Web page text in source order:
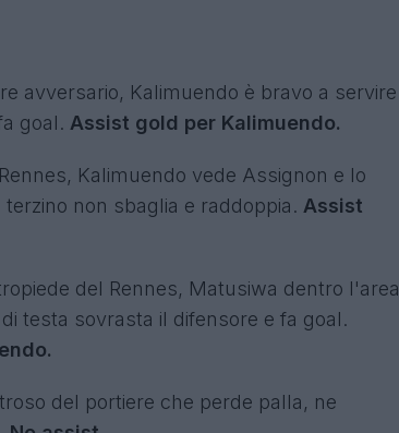
avversario, Kalimuendo è bravo a servire
goal. Assist gold per Kalimuendo.
Kalimuendo vede Assignon e lo
non sbaglia e raddoppia. Assist
del Rennes, Matusiwa dentro l'area
testa sovrasta il difensore e fa goal.
del portiere che perde palla, ne